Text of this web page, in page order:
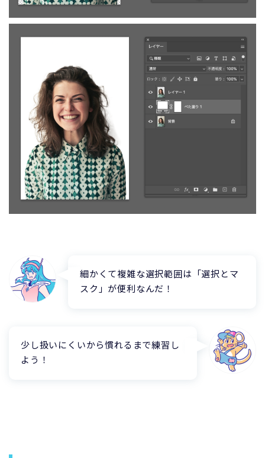
細かくて複雑な選択範囲は「選択とマ
スク」が便利なんだ！
少し扱いにくいから慣れるまで練習し
よう！